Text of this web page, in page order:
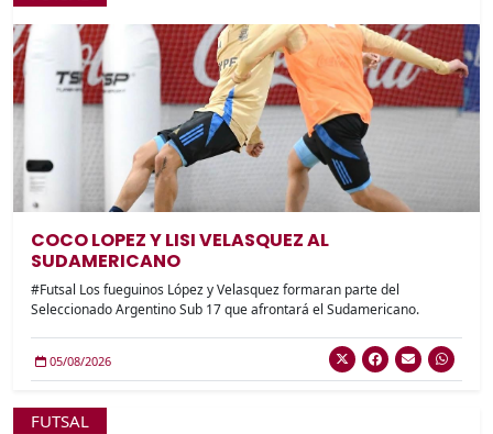
COCO LOPEZ Y LISI VELASQUEZ AL
SUDAMERICANO
#Futsal Los fueguinos López y Velasquez formaran parte del
Seleccionado Argentino Sub 17 que afrontará el Sudamericano.
05/08/2026
FUTSAL